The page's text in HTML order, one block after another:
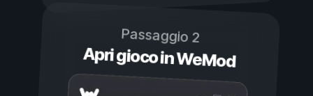
Passaggio 2
Apri gioco in WeMod